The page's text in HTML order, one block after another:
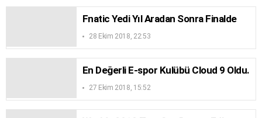
Fnatic Yedi Yıl Aradan Sonra Finalde
28 Ekim 2018, 22:53
En Değerli E-spor Kulübü Cloud 9 Oldu.
27 Ekim 2018, 15:52